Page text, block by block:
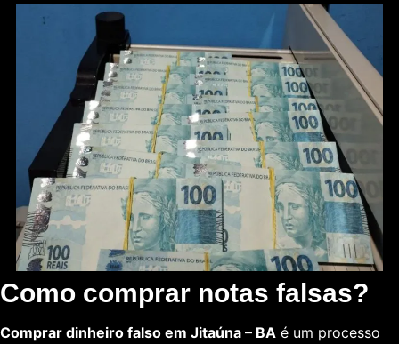
Como comprar notas falsas?
Comprar dinheiro falso em Jitaúna – BA é um processo